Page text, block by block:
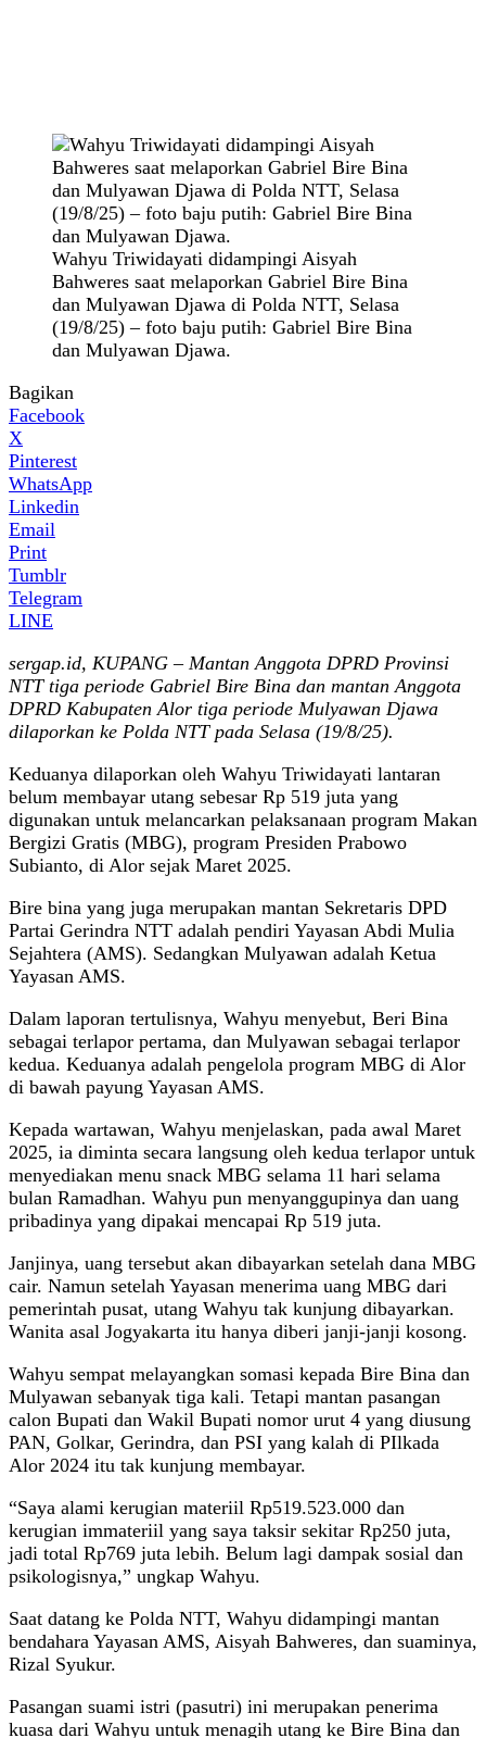
Wahyu Triwidayati didampingi Aisyah
Bahweres saat melaporkan Gabriel Bire Bina
dan Mulyawan Djawa di Polda NTT, Selasa
(19/8/25) – foto baju putih: Gabriel Bire Bina
dan Mulyawan Djawa.
Bagikan
Facebook
X
Pinterest
WhatsApp
Linkedin
Email
Print
Tumblr
Telegram
LINE
sergap.id, KUPANG – Mantan Anggota DPRD Provinsi
NTT tiga periode Gabriel Bire Bina dan mantan Anggota
DPRD Kabupaten Alor tiga periode Mulyawan Djawa
dilaporkan ke Polda NTT pada Selasa (19/8/25).
Keduanya dilaporkan oleh Wahyu Triwidayati lantaran
belum membayar utang sebesar Rp 519 juta yang
digunakan untuk melancarkan pelaksanaan program Makan
Bergizi Gratis (MBG), program Presiden Prabowo
Subianto, di Alor sejak Maret 2025.
Bire bina yang juga merupakan mantan Sekretaris DPD
Partai Gerindra NTT adalah pendiri Yayasan Abdi Mulia
Sejahtera (AMS). Sedangkan Mulyawan adalah Ketua
Yayasan AMS.
Dalam laporan tertulisnya, Wahyu menyebut, Beri Bina
sebagai terlapor pertama, dan Mulyawan sebagai terlapor
kedua. Keduanya adalah pengelola program MBG di Alor
di bawah payung Yayasan AMS.
Kepada wartawan, Wahyu menjelaskan, pada awal Maret
2025, ia diminta secara langsung oleh kedua terlapor untuk
menyediakan menu snack MBG selama 11 hari selama
bulan Ramadhan. Wahyu pun menyanggupinya dan uang
pribadinya yang dipakai mencapai Rp 519 juta.
Janjinya, uang tersebut akan dibayarkan setelah dana MBG
cair. Namun setelah Yayasan menerima uang MBG dari
pemerintah pusat, utang Wahyu tak kunjung dibayarkan.
Wanita asal Jogyakarta itu hanya diberi janji-janji kosong.
Wahyu sempat melayangkan somasi kepada Bire Bina dan
Mulyawan sebanyak tiga kali. Tetapi mantan pasangan
calon Bupati dan Wakil Bupati nomor urut 4 yang diusung
PAN, Golkar, Gerindra, dan PSI yang kalah di PIlkada
Alor 2024 itu tak kunjung membayar.
“Saya alami kerugian materiil Rp519.523.000 dan
kerugian immateriil yang saya taksir sekitar Rp250 juta,
jadi total Rp769 juta lebih. Belum lagi dampak sosial dan
psikologisnya,” ungkap Wahyu.
Saat datang ke Polda NTT, Wahyu didampingi mantan
bendahara Yayasan AMS, Aisyah Bahweres, dan suaminya,
Rizal Syukur.
Pasangan suami istri (pasutri) ini merupakan penerima
kuasa dari Wahyu untuk menagih utang ke Bire Bina dan